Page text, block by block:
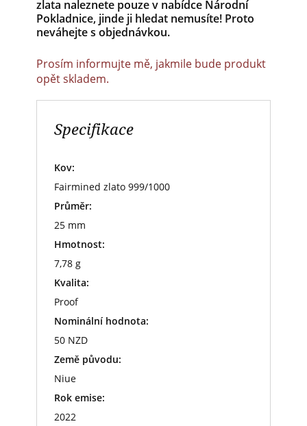
zlata naleznete pouze v nabídce Národní
Pokladnice, jinde ji hledat nemusíte! Proto
neváhejte s objednávkou.
Prosím informujte mě, jakmile bude produkt
opět skladem.
Specifikace
Kov:
Fairmined zlato 999/1000
Průměr:
25 mm
Hmotnost:
7,78 g
Kvalita:
Proof
Nominální hodnota:
50 NZD
Země původu:
Niue
Rok emise:
2022